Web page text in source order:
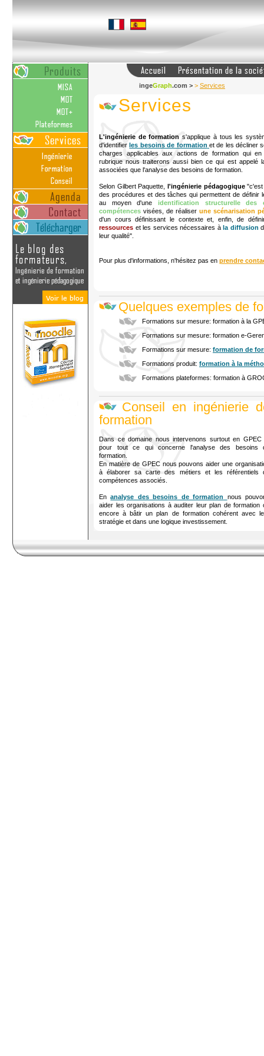
ingeGraph.com > > Services
Services
L'ingénierie de formation s'applique à tous les
d'identifierles besoins de formation et de les décliner
charges applicables aux actions de formation qui
rubrique nous traiterons aussi bien ce qui est appelé
associées que l'analyse des besoins de formation.
Selon Gilbert Paquette, l'ingénierie pédagogique"c'est
des procédures et des tâches qui permettent de définir
au moyen d'une identification structurelle des
compétences visées, de réaliser une scénarisation
d'un cours définissant le contexte et, enfin, de
ressources et les services nécessaires àla diffusion
leur qualité".
Pour plus d'informations, n'hésitez pas en prendre
Quelques exemples de
Formations sur mesure: formation à la
Formations sur mesure: formation e-
Formations sur mesure: formation de
Formations produit: formation à la
Formations plateformes: formation à
Conseil en ingénierie
formation
Dans ce domaine nous intervenons surtout en GPEC
pour tout ce qui concerne l'analyse des besoins
formation.
En matière de GPEC nous pouvons aider une
à élaborer sa carte des métiers et les référentiels
compétences associés.
Enanalyse des besoins de formation
nous
aider les organisations à auditer leur plan de formation
encore à bâtir un plan de formation cohérent avec
stratégie et dans une logique investissement.